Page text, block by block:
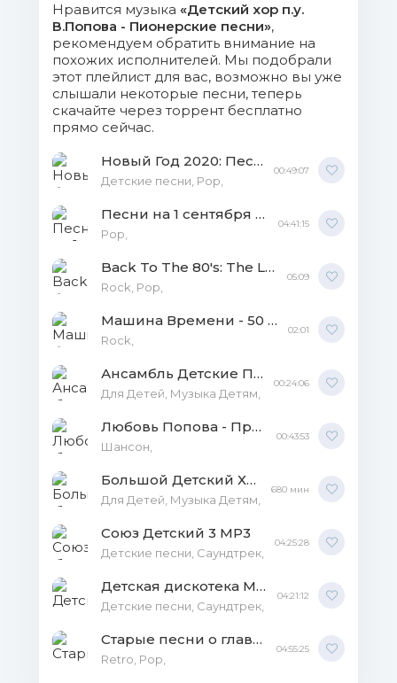
Нравится музыка «Детский хор п.у.
В.Попова - Пионерские песни»,
рекомендуем обратить внимание на
похожих исполнителей. Мы подобрали
этот плейлист для вас, возможно вы уже
слышали некоторые песни, теперь
скачайте через торрент бесплатно
прямо сейчас.
Новый Год 2020: Песни для деток MP3
Детские песни, Рор,
00:49:07
Песни на 1 сентября MP3
Рор,
04:41:15
Back To The 80's: The Long Versions 2 (4CD) MP3
Rock, Pop,
05:09
Машина Времени - 50 лет Live MP3
Rock,
02:01
Ансамбль Детские Песни - Теремок AAC
Для Детей, Музыка Детям,
00:24:06
Любовь Попова - Приходи MP3
Шансон,
00:43:53
Большой Детский Хор (10CD) MP3
Для Детей, Музыка Детям,
680 мин
Союз Детский 3 MP3
Детские песни, Саундтрек,
04:25:28
Детская дискотека MP3
Детские песни, Саундтрек,
04:21:12
Старые песни о главном - Коллекция [5 CD] FLAC
Retro, Pop,
04:55:25